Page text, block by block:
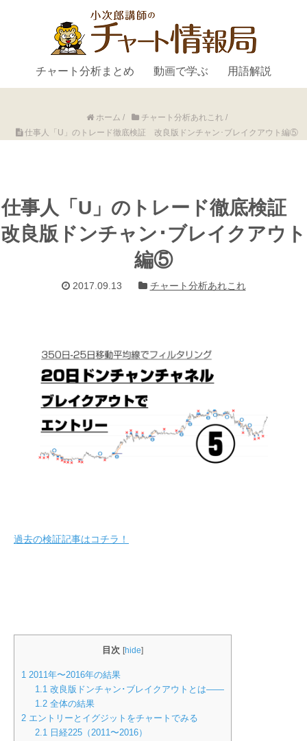
チャート分析まとめ 動画で学ぶ 用語解説
ホーム / チャート分析あれこれ /
仕事人「U」のトレード徹底検証 改良版ドンチャン･ブレイクアウト編⑤
仕事人「U」のトレード徹底検証
改良版ドンチャン･ブレイクアウト
編⑤
2017.09.13 チャート分析あれこれ
過去の検証記事はコチラ！
目次 [hide]
1 2011年〜2016年の結果
1.1改良版ドンチャン･ブレイクアウトとは――
1.2全体の結果
2 エントリーとイグジットをチャートでみる
2.1日経225（2011〜2016）